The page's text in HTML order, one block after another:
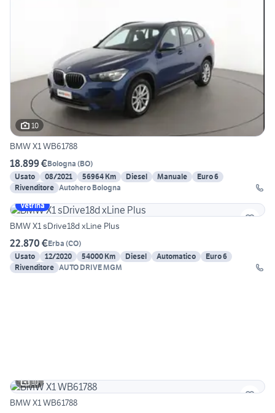
10
BMW X1 WB61788
18.899 €Bologna (BO)
Usato
08/2021 56964 Km Diesel Manuale
Euro 6
Rivenditore Autohero Bologna
Vetrina
BMW X1 sDrive18d xLine Plus
22.870 €Erba (CO)
Usato
12/2020 54000 Km Diesel Automatico
Euro 6
Rivenditore AUTO DRIVE MGM
10
BMW X1 WB61788